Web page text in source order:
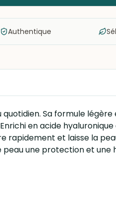
Authentique
Sa formule légère
en acide hyaluronique
rapidement et laisse la
peau une protection et une